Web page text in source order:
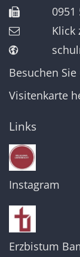
0951
Klick
Besuchen
Visitenkarte
Links
Instagram
Erzbistum